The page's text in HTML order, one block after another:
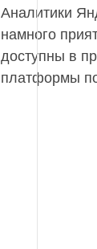
Аналитики
намного
доступны в
платформы